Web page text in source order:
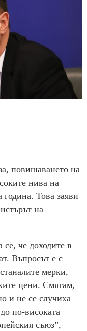
повишаването на
нива на
Това заяви
на
че доходите в
Въпросът е с
мерки,
цени. Смятам,
и не се случиха
по-високата
съюз”,